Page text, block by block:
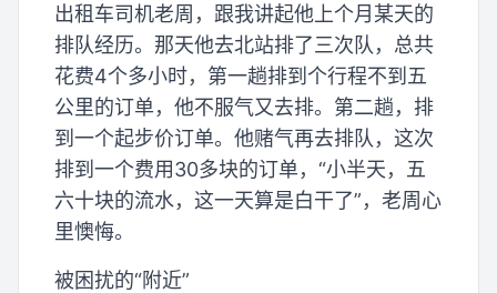
出租车司机老周，跟我讲起他上个月某天的
排队经历。那天他去北站排了三次队，总共
花费4个多小时，第一趟排到个行程不到五
公里的订单，他不服气又去排。第二趟，排
到一个起步价订单。他赌气再去排队，这次
排到一个费用30多块的订单，“小半天，五
六十块的流水，这一天算是白干了”，老周心
里懊悔。
被困扰的“附近”